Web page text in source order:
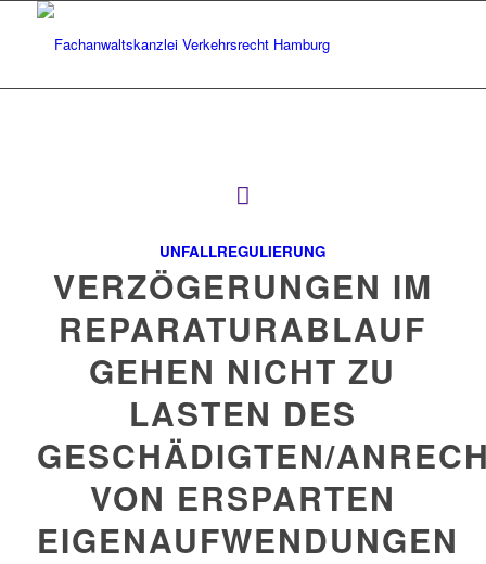
UNFALLREGULIERUNG
VERZÖGERUNGEN IM
REPARATURABLAUF
GEHEN NICHT ZU
LASTEN DES
GESCHÄDIGTEN/
VON ERSPARTEN
EIGENAUFWENDUNGEN